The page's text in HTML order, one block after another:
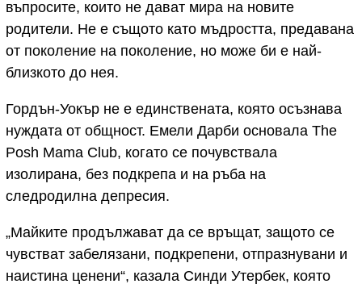
въпросите, които не дават мира на новите
родители. Не е същото като мъдростта, предавана
от поколение на поколение, но може би е най-
близкото до нея.
Гордън-Уокър не е единствената, която осъзнава
нуждата от общност. Емели Дарби основала The
Posh Mama Club, когато се почувствала
изолирана, без подкрепа и на ръба на
следродилна депресия.
„Майките продължават да се връщат, защото се
чувстват забелязани, подкрепени, отпразнувани и
наистина ценени“, казала Синди Утербек, която